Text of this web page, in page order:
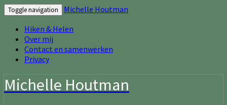
Toggle navigation
Michelle Houtman
Hiken & Helen
Over mij
Contact en samenwerken
Privacy
Michelle Houtman